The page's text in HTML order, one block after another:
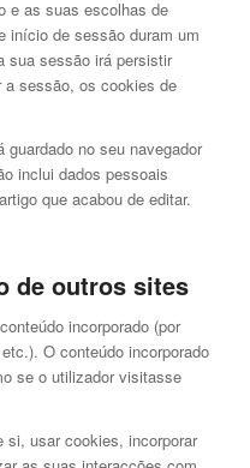
e as suas escolhas de
início de sessão duram um
sua sessão irá persistir
a sessão, os cookies de
no seu navegador
inclui dados pessoais
que acabou de editar.
de outros sites
incorporado (por
O conteúdo incorporado
se o utilizador visitasse
si, usar cookies, incorporar